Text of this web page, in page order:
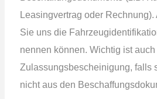
Leasingvertrag oder
Sie uns die
nennen können. Wichtig ist auch
Zulassungsbescheinigung, falls
nicht aus den